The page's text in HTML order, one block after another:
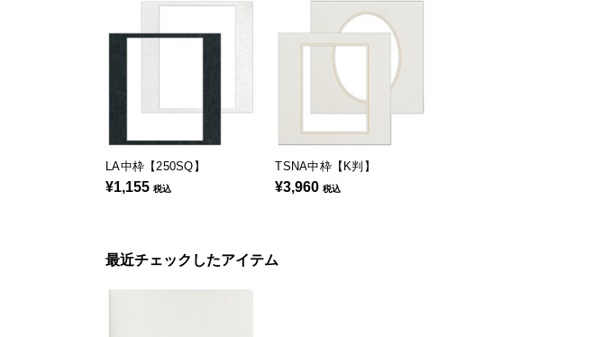
LA中枠【250SQ】
¥1,155 税込
TSNA中枠【K判】
¥3,960税込
最近チェックしたアイテム